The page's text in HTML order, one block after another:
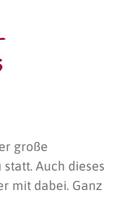
große
Auch dieses
mit dabei. Ganz